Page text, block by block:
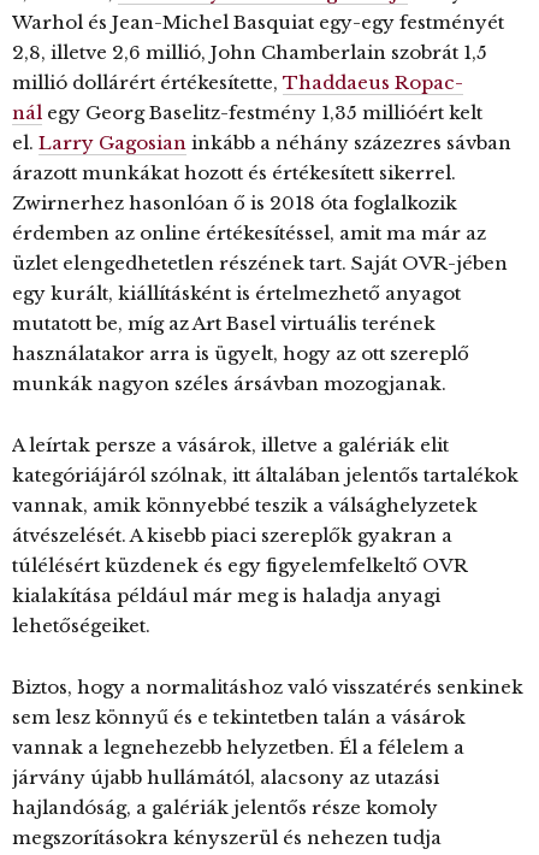
Warhol és Jean-Michel Basquiat egy-egy festményét
2,8, illetve 2,6 millió, John Chamberlain szobrát 1,5
millió dollárért értékesítette, Thaddaeus Ropac-
nál egy Georg Baselitz-festmény 1,35 millióért kelt
el. Larry Gagosian inkább a néhány százezres sávban
árazott munkákat hozott és értékesített sikerrel.
Zwirnerhez hasonlóan ő is 2018 óta foglalkozik
érdemben az online értékesítéssel, amit ma már az
üzlet elengedhetetlen részének tart. Saját OVR-jében
egy kurált, kiállításként is értelmezhető anyagot
mutatott be, míg az Art Basel virtuális terének
használatakor arra is ügyelt, hogy az ott szereplő
munkák nagyon széles ársávban mozogjanak.
A leírtak persze a vásárok, illetve a galériák elit
kategóriájáról szólnak, itt általában jelentős tartalékok
vannak, amik könnyebbé teszik a válsághelyzetek
átvészelését. A kisebb piaci szereplők gyakran a
túlélésért küzdenek és egy figyelemfelkeltő OVR
kialakítása például már meg is haladja anyagi
lehetőségeiket.
Biztos, hogy a normalitáshoz való visszatérés senkinek
sem lesz könnyű és e tekintetben talán a vásárok
vannak a legnehezebb helyzetben. Él a félelem a
járvány újabb hullámától, alacsony az utazási
hajlandóság, a galériák jelentős része komoly
megszorításokra kényszerül és nehezen tudja